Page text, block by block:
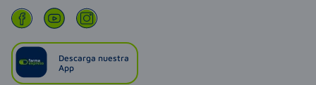
Descarga nuestra
App